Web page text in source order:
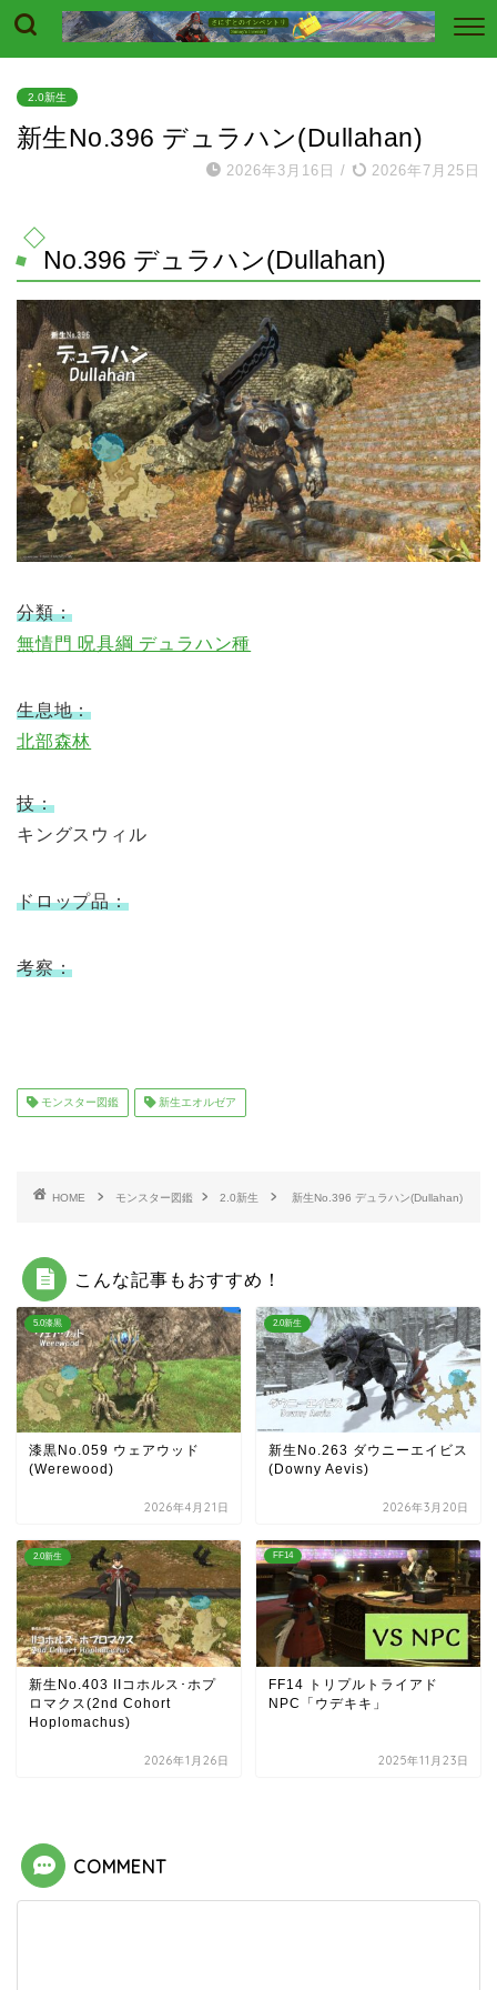
2.0新生
新生No.396 デュラハン(Dullahan)
2026年3月16日 / 2026年7月25日
No.396 デュラハン(Dullahan)
分類：
無情門 呪具綱 デュラハン種
生息地：
北部森林
技：
キングスウィル
ドロップ品：
考察：
モンスター図鑑 新生エオルゼア
HOME モンスター図鑑 2.0新生 新生No.396 デュラハン(Dullahan)
こんな記事もおすすめ！
5.0漆黒
漆黒No.059 ウェアウッド
(Werewood)
2026年4月21日
2.0新生
新生No.263 ダウニーエイビス
(Downy Aevis)
2026年3月20日
2.0新生
新生No.403 IIコホルス･ホプ
ロマクス(2nd Cohort
Hoplomachus)
2026年1月26日
FF14
FF14 トリプルトライアド
NPC「ウデキキ」
2025年11月23日
COMMENT